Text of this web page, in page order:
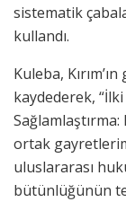
sistematik
kullandı.
Kuleba,
kaydederek,
ortak
uluslararası
bütünlüğünün